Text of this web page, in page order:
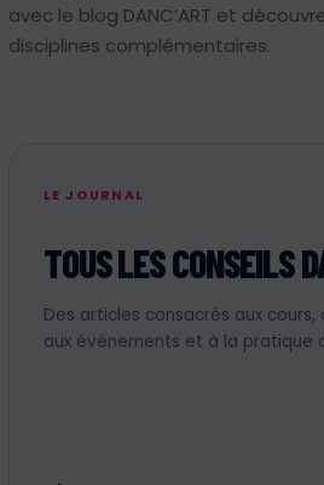
avec le blog DANC’ART et
disciplines complémentaires.
LE JOURNAL
TOUS LES CONSEILS
Des articles consacrés aux cours,
aux événements et à la pratique